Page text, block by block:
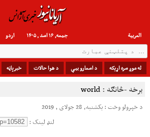
العربیة اردو جمعه, ۱۶ اسد , ۱۴۰۵
له موږ سره اړیکه د اسعارو بیې د هوا حالات خبرپاڼه
برخه -څانګه : world
د خپرولو وخت : یکشنبه, 28 جولای , 2019
لنډ لینک :